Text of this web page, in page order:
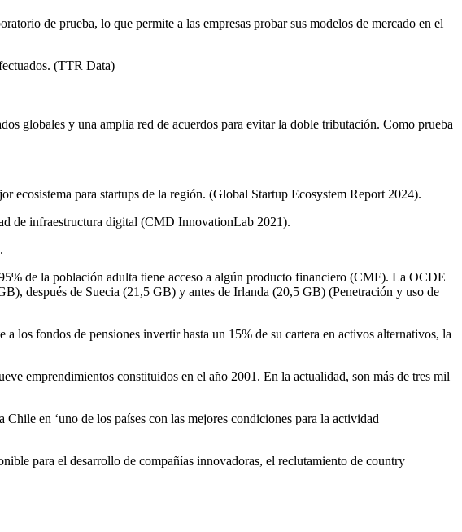
de prueba, lo que permite a las empresas probar sus modelos de mercado en el
(TTR Data)
globales y una amplia red de acuerdos para evitar la doble tributación. Como prueba
ecosistema para startups de la región. (Global Startup Ecosystem Report 2024).
de infraestructura digital (CMD InnovationLab 2021).
de la población adulta tiene acceso a algún producto financiero (CMF). La OCDE
después de Suecia (21,5 GB) y antes de Irlanda (20,5 GB) (Penetración y uso de
fondos de pensiones invertir hasta un 15% de su cartera en activos alternativos, la
emprendimientos constituidos en el año 2001. En la actualidad, son más de tres mil
en ‘uno de los países con las mejores condiciones para la actividad
para el desarrollo de compañías innovadoras, el reclutamiento de country